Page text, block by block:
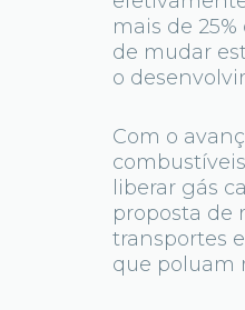
mais de
de mudar
o
Com o
liberar gás
proposta de
transportes
que poluam